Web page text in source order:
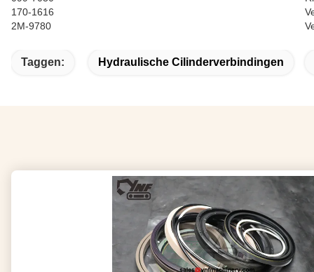
170-1616
2M-9780
Taggen: Hydraulische Cilinderverbindingen